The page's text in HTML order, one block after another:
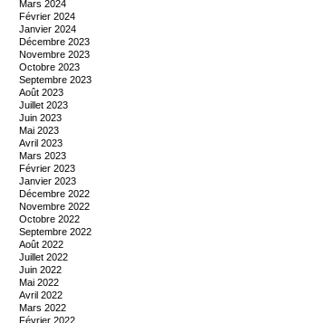
Mars 2024
Février 2024
Janvier 2024
Décembre 2023
Novembre 2023
Octobre 2023
Septembre 2023
Août 2023
Juillet 2023
Juin 2023
Mai 2023
Avril 2023
Mars 2023
Février 2023
Janvier 2023
Décembre 2022
Novembre 2022
Octobre 2022
Septembre 2022
Août 2022
Juillet 2022
Juin 2022
Mai 2022
Avril 2022
Mars 2022
Février 2022